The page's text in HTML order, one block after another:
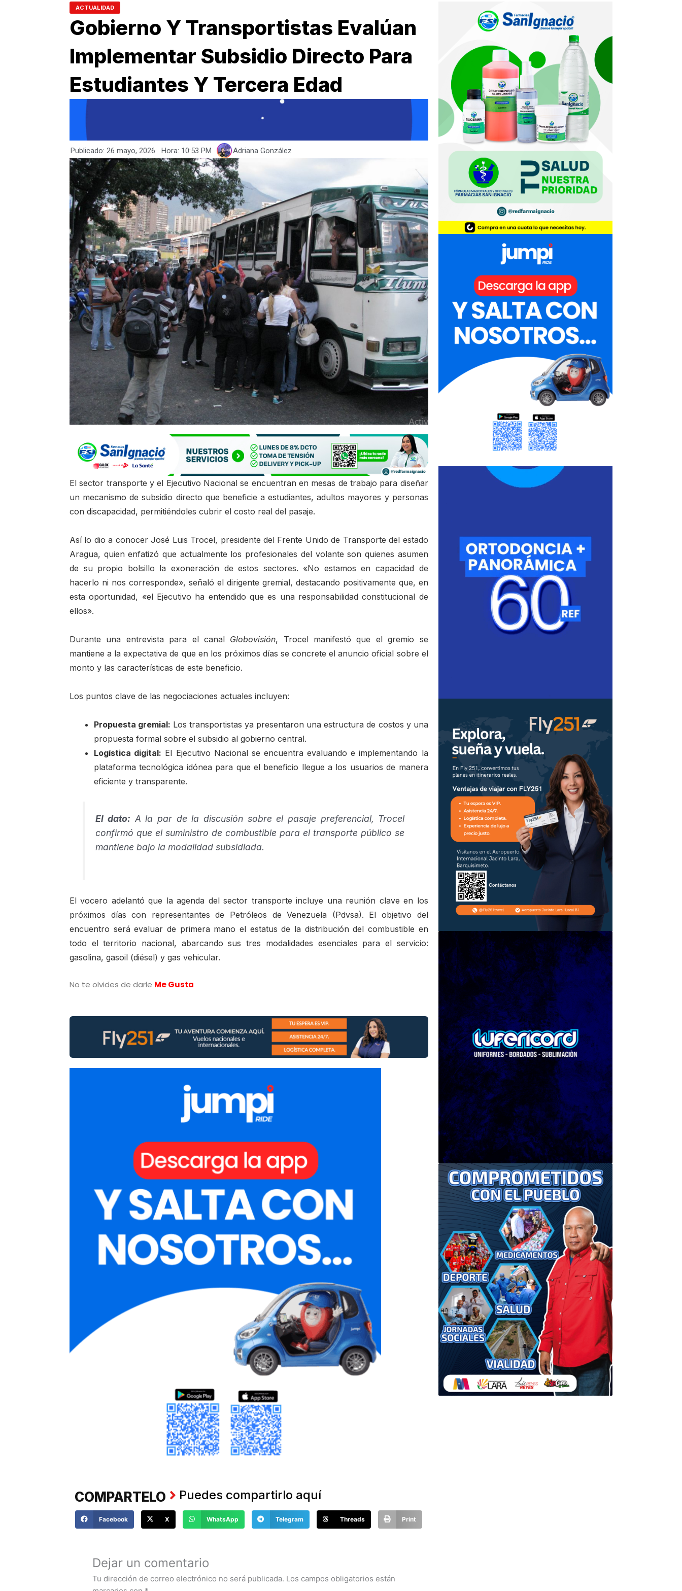
ACTUALIDAD
Gobierno Y Transportistas Evalúan
Implementar Subsidio Directo Para
Estudiantes Y Tercera Edad
Publicado: 26 mayo, 2026 Hora: 10:53 PM Adriana González
El sector transporte y el Ejecutivo Nacional se encuentran en mesas de trabajo para diseñar
un mecanismo de subsidio directo que beneficie a estudiantes, adultos mayores y personas
con discapacidad, permitiéndoles cubrir el costo real del pasaje.
Así lo dio a conocer José Luis Trocel, presidente del Frente Unido de Transporte del estado
Aragua, quien enfatizó que actualmente los profesionales del volante son quienes asumen
de su propio bolsillo la exoneración de estos sectores. «No estamos en capacidad de
hacerlo ni nos corresponde», señaló el dirigente gremial, destacando positivamente que, en
esta oportunidad, «el Ejecutivo ha entendido que es una responsabilidad constitucional de
ellos».
Durante una entrevista para el canal Globovisión, Trocel manifestó que el gremio se
mantiene a la expectativa de que en los próximos días se concrete el anuncio oficial sobre el
monto y las características de este beneficio.
Los puntos clave de las negociaciones actuales incluyen:
Propuesta gremial: Los transportistas ya presentaron una estructura de costos y una
propuesta formal sobre el subsidio al gobierno central.
Logística digital: El Ejecutivo Nacional se encuentra evaluando e implementando la
plataforma tecnológica idónea para que el beneficio llegue a los usuarios de manera
eficiente y transparente.
El dato: A la par de la discusión sobre el pasaje preferencial, Trocel
confirmó que el suministro de combustible para el transporte público se
mantiene bajo la modalidad subsidiada.
El vocero adelantó que la agenda del sector transporte incluye una reunión clave en los
próximos días con representantes de Petróleos de Venezuela (Pdvsa). El objetivo del
encuentro será evaluar de primera mano el estatus de la distribución del combustible en
todo el territorio nacional, abarcando sus tres modalidades esenciales para el servicio:
gasolina, gasoil (diésel) y gas vehicular.
No te olvides de darle Me Gusta
COMPARTELO Puedes compartirlo aquí
Facebook X WhatsApp Telegram Threads Print
Dejar un comentario
Tu dirección de correo electrónico no será publicada. Los campos obligatorios están